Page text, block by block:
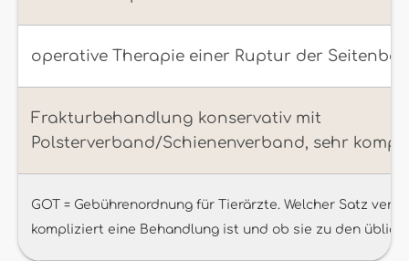
operative Therapie einer Ruptur der
Frakturbehandlung konservativ mit
Polsterverband/Schienenverband, sehr
GOT = Gebührenordnung für Tierärzte. Welcher Satz
kompliziert eine Behandlung ist und ob sie zu den